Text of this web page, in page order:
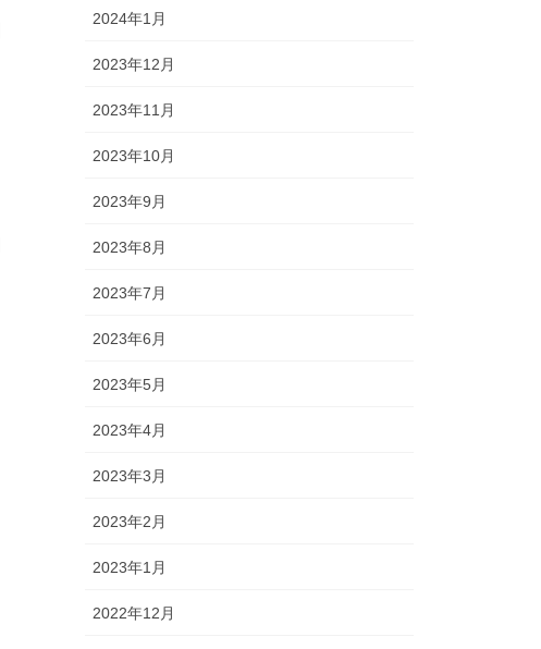
2024年1月
2023年12月
2023年11月
2023年10月
2023年9月
2023年8月
2023年7月
2023年6月
2023年5月
2023年4月
2023年3月
2023年2月
2023年1月
2022年12月